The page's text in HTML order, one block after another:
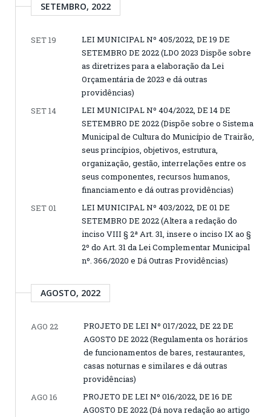
SETEMBRO, 2022
SET 19
LEI MUNICIPAL Nº 405/2022, DE 19 DE
SETEMBRO DE 2022 (LDO 2023 Dispõe sobre
as diretrizes para a elaboração da Lei
Orçamentária de 2023 e dá outras
providências)
SET 14
LEI MUNICIPAL Nº 404/2022, DE 14 DE
SETEMBRO DE 2022 (Dispõe sobre o Sistema
Municipal de Cultura do Município de Trairão,
seus princípios, objetivos, estrutura,
organização, gestão, interrelações entre os
seus componentes, recursos humanos,
financiamento e dá outras providências)
SET 01
LEI MUNICIPAL Nº 403/2022, DE 01 DE
SETEMBRO DE 2022 (Altera a redação do
inciso VIII § 2ª Art. 31, insere o inciso IX ao §
2º do Art. 31 da Lei Complementar Municipal
nº. 366/2020 e Dá Outras Providências)
AGOSTO, 2022
AGO 22
PROJETO DE LEI Nº 017/2022, DE 22 DE
AGOSTO DE 2022 (Regulamenta os horários
de funcionamentos de bares, restaurantes,
casas noturnas e similares e dá outras
providências)
AGO 16
PROJETO DE LEI Nº 016/2022, DE 16 DE
AGOSTO DE 2022 (Dá nova redação ao artigo